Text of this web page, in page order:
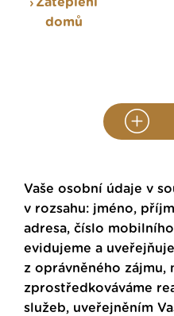
Zateplení
domů
Vaše osobní údaje v
v rozsahu: jméno,
adresa, číslo
evidujeme a
z oprávněného
zprostředkováváme
služeb, uveřejněním